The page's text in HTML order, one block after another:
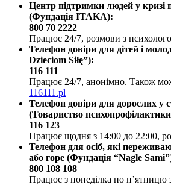
Центр підтримки людей у кризі
(Фундація ITAKA):
800 70 2222
Працює 24/7, розмови з
Телефон довіри для дітей і
Dzieciom Siłę”):
116 111
Працює 24/7, анонімно. Також
116111.pl
Телефон довіри для дорослих у
(Товариство
116 123
Працює щодня з 14:00 до 22:00,
Телефон для осіб, які
або горе (Фундація “Nagle
800 108 108
Працює з понеділка по п’ятницю